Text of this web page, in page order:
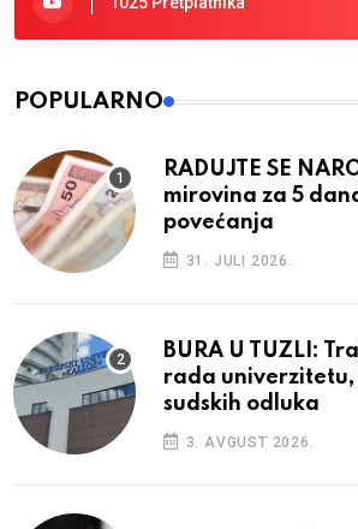
POPULARNO
RADUJTE SE
mirovina za 5
povećanja
31. JULI 2026.
BURA U TUZLI:
rada
sudskih odluka
3. AVGUST 2026.